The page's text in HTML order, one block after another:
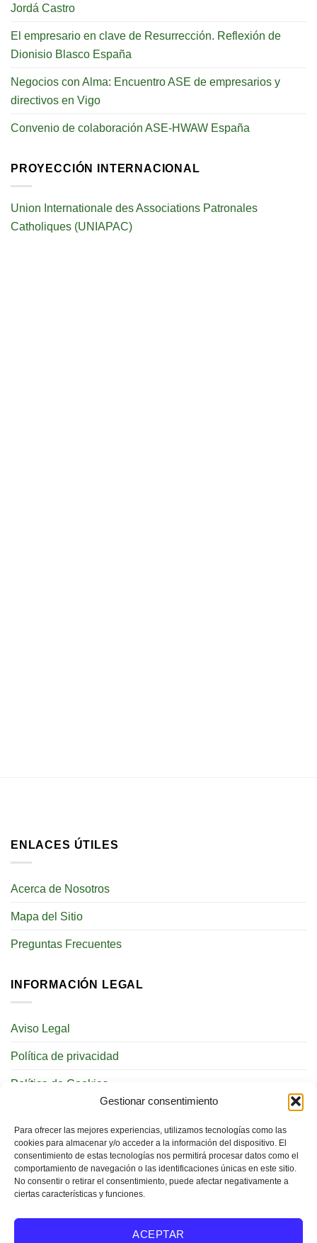
Gestionar consentimiento
Para ofrecer las mejores experiencias, utilizamos tecnologías como las
cookies para almacenar y/o acceder a la información del dispositivo. El
consentimiento de estas tecnologías nos permitirá procesar datos como el
comportamiento de navegación o las identificaciones únicas en este sitio.
No consentir o retirar el consentimiento, puede afectar negativamente a
ciertas características y funciones.
ACEPTAR
Jordá Castro
El empresario en clave de Resurrección. Reflexión de
Dionisio Blasco España
Negocios con Alma: Encuentro ASE de empresarios y
directivos en Vigo
Convenio de colaboración ASE-HWAW España
PROYECCIÓN INTERNACIONAL
Union Internationale des Associations Patronales
Catholiques (UNIAPAC)
ENLACES ÚTILES
Acerca de Nosotros
Mapa del Sitio
Preguntas Frecuentes
INFORMACIÓN LEGAL
Aviso Legal
Política de privacidad
Política de Cookies
REDES SOCIALES